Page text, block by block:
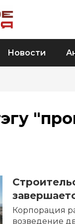
Новости
Корпорация
возведение